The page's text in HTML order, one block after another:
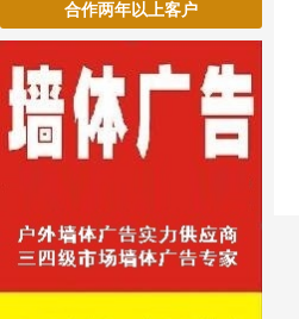
合作两年以上客户